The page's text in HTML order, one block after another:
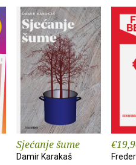
Sjećanje šume
Damir Karakaš